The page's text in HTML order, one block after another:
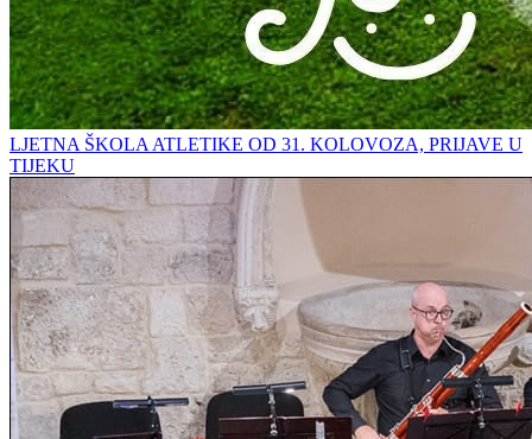
LJETNA ŠKOLA ATLETIKE OD 31. KOLOVOZA, PRIJAVE U
TIJEKU